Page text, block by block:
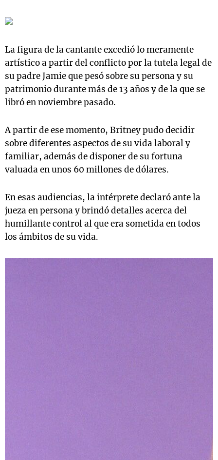
La figura de la cantante excedió lo meramente
artístico a partir del conflicto por la tutela legal de
su padre Jamie que pesó sobre su persona y su
patrimonio durante más de 13 años y de la que se
libró en noviembre pasado.
A partir de ese momento, Britney pudo decidir
sobre diferentes aspectos de su vida laboral y
familiar, además de disponer de su fortuna
valuada en unos 60 millones de dólares.
En esas audiencias, la intérprete declaró ante la
jueza en persona y brindó detalles acerca del
humillante control al que era sometida en todos
los ámbitos de su vida.